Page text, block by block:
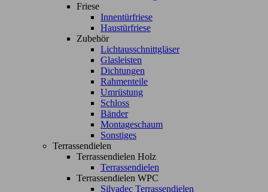
Friese
Innentürfriese
Haustürfriese
Zubehör
Lichtausschnittgläser
Glasleisten
Dichtungen
Rahmenteile
Umrüstung
Schloss
Bänder
Montageschaum
Sonstiges
Terrassendielen
Terrassendielen Holz
Terrassendielen
Terrassendielen WPC
Silvadec Terrassendielen